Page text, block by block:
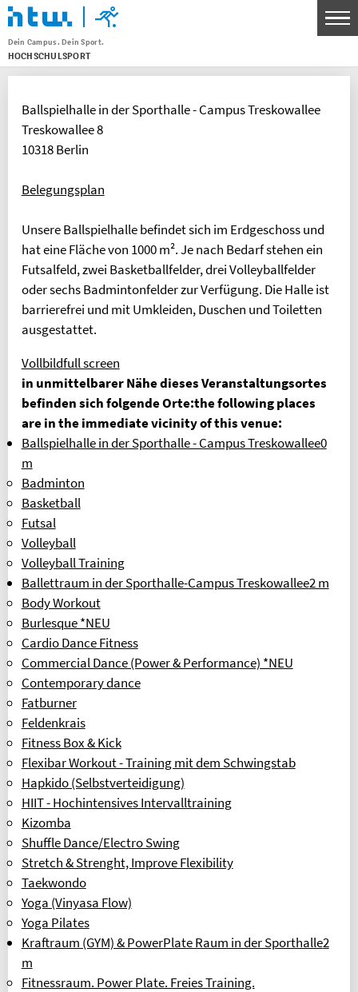
Dein Campus. Dein Sport.
HOCHSCHULSPORT
Menu
Ballspielhalle in der Sporthalle - Campus Treskowallee
Treskowallee 8
10318 Berlin
Belegungsplan
Unsere Ballspielhalle befindet sich im Erdgeschoss und
hat eine Fläche von 1000 m². Je nach Bedarf stehen ein
Futsalfeld, zwei Basketballfelder, drei Volleyballfelder
oder sechs Badmintonfelder zur Verfügung. Die Halle ist
barrierefrei und mit Umkleiden, Duschen und Toiletten
ausgestattet.
Vollbildfull screen
in unmittelbarer Nähe dieses Veranstaltungsortes
befinden sich folgende Orte:the following places
are in the immediate vicinity of this venue:
Ballspielhalle in der Sporthalle - Campus Treskowallee0
m
Badminton
Basketball
Futsal
Volleyball
Volleyball Training
Ballettraum in der Sporthalle-Campus Treskowallee2 m
Body Workout
Burlesque *NEU
Cardio Dance Fitness
Commercial Dance (Power & Performance) *NEU
Contemporary dance
Fatburner
Feldenkrais
Fitness Box & Kick
Flexibar Workout - Training mit dem Schwingstab
Hapkido (Selbstverteidigung)
HIIT - Hochintensives Intervalltraining
Kizomba
Shuffle Dance/Electro Swing
Stretch & Strenght, Improve Flexibility
Taekwondo
Yoga (Vinyasa Flow)
Yoga Pilates
Kraftraum (GYM) & PowerPlate Raum in der Sporthalle2
m
Fitnessraum. Power Plate. Freies Training.
SPORTANGEBOT
KONTAKT
BANKVERBINDUNG
HTW Berlin Hochschulsport
Geldinstitut: Berliner Sparkasse
PARTNER
OLYMPIASTÜTZPUNKT BERLIN
ALLGEMEINER DEUTSCHER
FAQ (FREQUENTLY ASKED QUESTIONS)
SPORTKURSE NACH ALPHABET
SPORTKURSE NACH KATEGORIEN
FRAGEN & ANTWORTEN